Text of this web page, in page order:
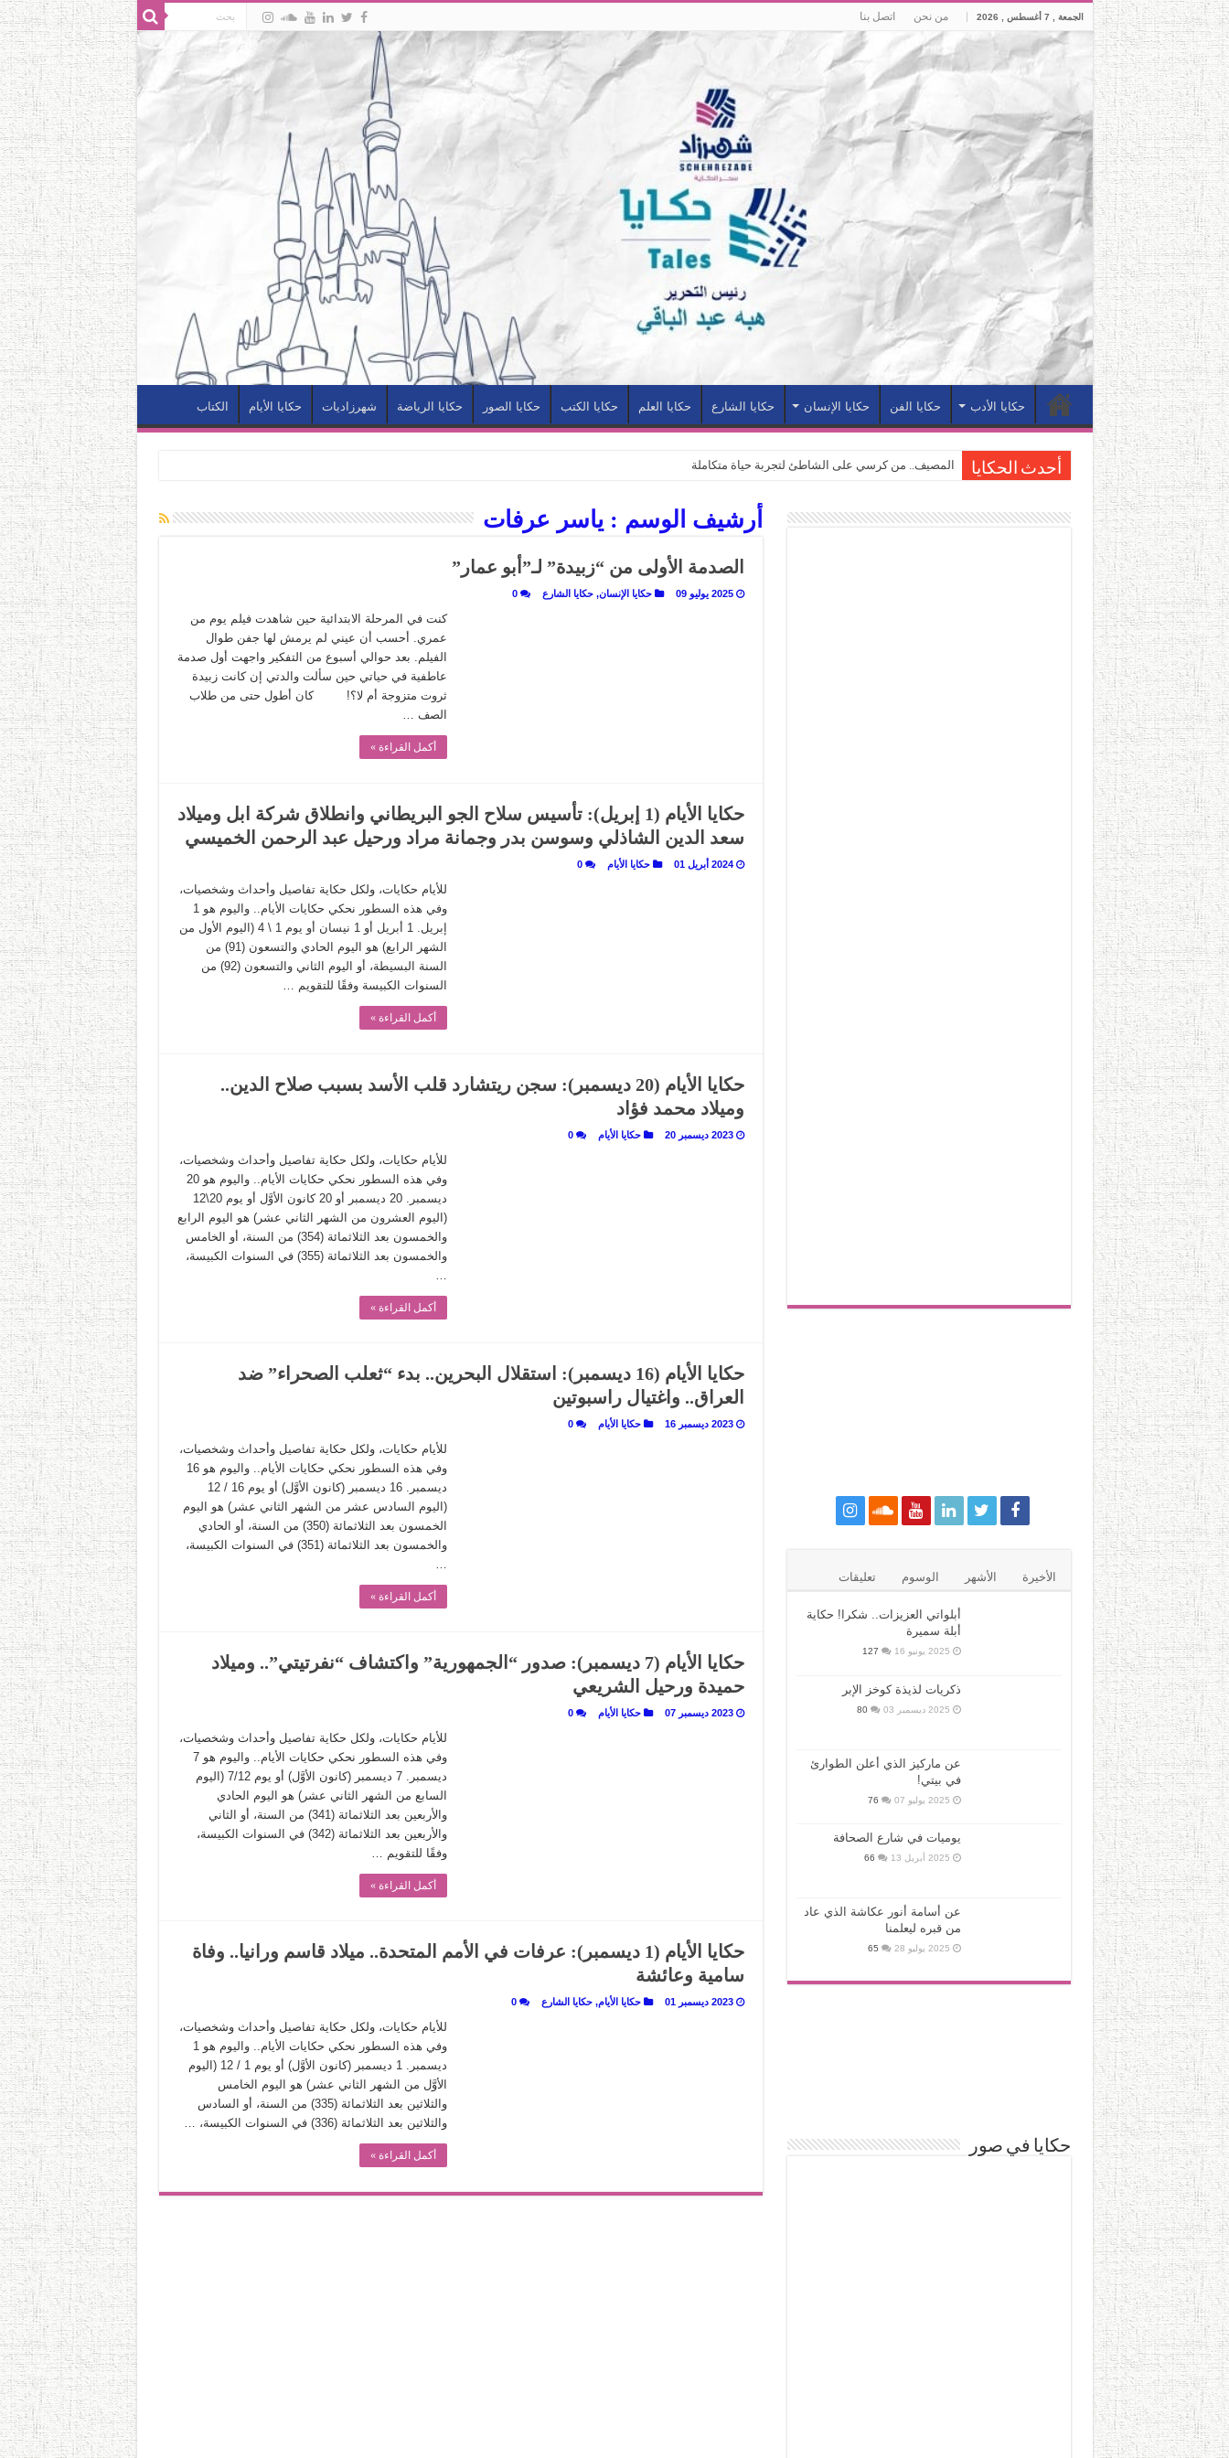
الجمعة , 7 أغسطس , 2026 من نحن اتصل بنا
حكايا الأدب حكايا الفن حكايا الإنسان حكايا الشارع حكايا العلم حكايا الكتب حكايا الصور حكايا الرياضة شهرزاديات حكايا الأيام الكتاب
أحدث الحكايا المصيف.. من كرسي على الشاطئ لتجربة حياة متكاملة
القاهرة «ألف ليلة وليلة».. كيف يتحول المكان إلى بطل في روايات مريم عبد العزيز؟ (الجزء الأول)
عوالم منصورة عز الدين.. حين يصبح الزمن بطل الرواية
الطعام في الحضارة الإسلامية.. تاريخ يُقرأ بالنكهات
أرشيف الوسم : ياسر عرفات
الصدمة الأولى من “زبيدة” لـ”أبو عمار”
2025 يوليو 09 حكايا الإنسان,حكايا الشارع 0
كنت في المرحلة الابتدائية حين شاهدت فيلم يوم من
عمري. أحسب أن عيني لم يرمش لها جفن طوال
الفيلم. بعد حوالي أسبوع من التفكير واجهت أول صدمة
عاطفية في حياتي حين سألت والدتي إن كانت زبيدة
ثروت متزوجة أم لا؟! كان أطول حتى من طلاب
الصف …
أكمل القراءة »
حكايا الأيام (1 إبريل): تأسيس سلاح الجو البريطاني وانطلاق شركة ابل وميلاد
سعد الدين الشاذلي وسوسن بدر وجمانة مراد ورحيل عبد الرحمن الخميسي
2024 أبريل 01 حكايا الأيام 0
للأيام حكايات، ولكل حكاية تفاصيل وأحداث وشخصيات،
وفي هذه السطور نحكي حكايات الأيام.. واليوم هو 1
إبريل. 1 أبريل أو 1 نيسان أو يوم 1 \ 4 (اليوم الأول من
الشهر الرابع) هو اليوم الحادي والتسعون (91) من
السنة البسيطة، أو اليوم الثاني والتسعون (92) من
السنوات الكبيسة وفقًا للتقويم …
أكمل القراءة »
حكايا الأيام (20 ديسمبر): سجن ريتشارد قلب الأسد بسبب صلاح الدين..
وميلاد محمد فؤاد
2023 ديسمبر 20 حكايا الأيام 0
للأيام حكايات، ولكل حكاية تفاصيل وأحداث وشخصيات،
وفي هذه السطور نحكي حكايات الأيام.. واليوم هو 20
ديسمبر. 20 ديسمبر أو 20 كانون الأوَّل أو يوم 20\12
(اليوم العشرون من الشهر الثاني عشر) هو اليوم الرابع
والخمسون بعد الثلاثمائة (354) من السنة، أو الخامس
والخمسون بعد الثلاثمائة (355) في السنوات الكبيسة،
أكمل القراءة »
حكايا الأيام (16 ديسمبر): استقلال البحرين.. بدء “ثعلب الصحراء” ضد
العراق.. واغتيال راسبوتين
2023 ديسمبر 16 حكايا الأيام 0
للأيام حكايات، ولكل حكاية تفاصيل وأحداث وشخصيات،
وفي هذه السطور نحكي حكايات الأيام.. واليوم هو 16
ديسمبر. 16 ديسمبر (كانون الأوَّل) أو يوم 16 / 12
(اليوم السادس عشر من الشهر الثاني عشر) هو اليوم
الخمسون بعد الثلاثمائة (350) من السنة، أو الحادي
والخمسون بعد الثلاثمائة (351) في السنوات الكبيسة،
أكمل القراءة »
حكايا الأيام (7 ديسمبر): صدور “الجمهورية” واكتشاف “نفرتيتي”.. وميلاد
حميدة ورحيل الشريعي
2023 ديسمبر 07 حكايا الأيام 0
للأيام حكايات، ولكل حكاية تفاصيل وأحداث وشخصيات،
وفي هذه السطور نحكي حكايات الأيام.. واليوم هو 7
ديسمبر. 7 ديسمبر (كانون الأوَّل) أو يوم 7/12 (اليوم
السابع من الشهر الثاني عشر) هو اليوم الحادي
والأربعين بعد الثلاثمائة (341) من السنة، أو الثاني
والأربعين بعد الثلاثمائة (342) في السنوات الكبيسة،
وفقًا للتقويم …
أكمل القراءة »
حكايا الأيام (1 ديسمبر): عرفات في الأمم المتحدة.. ميلاد قاسم ورانيا.. وفاة
سامية وعائشة
2023 ديسمبر 01 حكايا الأيام,حكايا الشارع 0
للأيام حكايات، ولكل حكاية تفاصيل وأحداث وشخصيات،
وفي هذه السطور نحكي حكايات الأيام.. واليوم هو 1
ديسمبر. 1 ديسمبر (كانون الأوَّل) أو يوم 1 / 12 (اليوم
الأوَّل من الشهر الثاني عشر) هو اليوم الخامس
والثلاثين بعد الثلاثمائة (335) من السنة، أو السادس
والثلاثين بعد الثلاثمائة (336) في السنوات الكبيسة، …
أكمل القراءة »
الأخيرة الأشهر الوسوم تعليقات
أبلواتي العزيزات.. شكرا! حكاية
أبلة سميرة
2025 يونيو 16 127
ذكريات لذيذة كوخز الإبر
2025 ديسمبر 03 80
عن ماركيز الذي أعلن الطوارئ
في بيتي!
2025 يوليو 07 76
يوميات في شارع الصحافة
2025 أبريل 13 66
عن أسامة أنور عكاشة الذي عاد
من قبره ليعلمنا
2025 يوليو 28 65
حكايا في صور